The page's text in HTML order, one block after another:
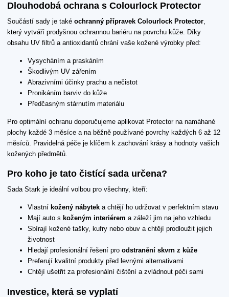
Dlouhodobá ochrana s Colourlock Protector
Součástí sady je také ochranný přípravek Colourlock Protector
který vytváří prodyšnou ochrannou bariéru na povrchu kůže. Díky
obsahu UV filtrů a antioxidantů chrání vaše kožené výrobky před:
Vysycháním a praskáním
Škodlivým UV zářením
Abrazivními účinky prachu a nečistot
Pronikáním barviv do kůže
Předčasným stárnutím materiálu
Pro optimální ochranu doporučujeme aplikovat Protector na namáhané
plochy každé 3 měsíce a na běžně používané povrchy každých 6 až 12
měsíců. Pravidelná péče je klíčem k zachování krásy a hodnoty vašich
kožených předmětů.
Pro koho je tato čistící sada určena?
Sada Stark je ideální volbou pro všechny, kteří:
Vlastní kožený nábytek a chtějí ho udržovat v perfektním stavu
Mají auto s koženým interiérem a záleží jim na jeho vzhledu
Sbírají kožené tašky, kufry nebo obuv a chtějí prodloužit jejich
životnost
Hledají profesionální řešení pro odstranění skvrn z kůže
Preferují kvalitní produkty před levnými alternativami
Chtějí ušetřit za profesionální čištění a zvládnout péči sami
Investice, která se vyplatí